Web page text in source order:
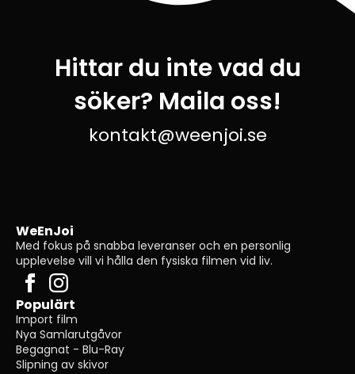
Hittar du inte vad du
söker? Maila oss!
kontakt@weenjoi.se
WeEnJoi
Med fokus på snabba leveranser och en personlig
upplevelse vill vi hålla den fysiska filmen vid liv.
Populärt
Import film
Nya Samlarutgåvor
Begagnat - Blu-Ray
Slipning av skivor